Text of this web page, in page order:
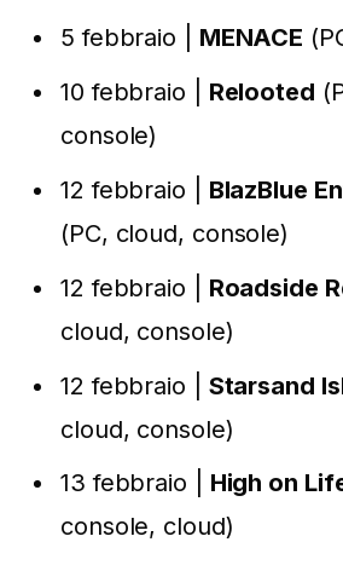
5 febbraio | MENACE
10 febbraio | Relooted
console)
12 febbraio | BlazBlue
(PC, cloud, console)
12 febbraio | Roadside
cloud, console)
12 febbraio | Starsand
cloud, console)
13 febbraio | High on
console, cloud)